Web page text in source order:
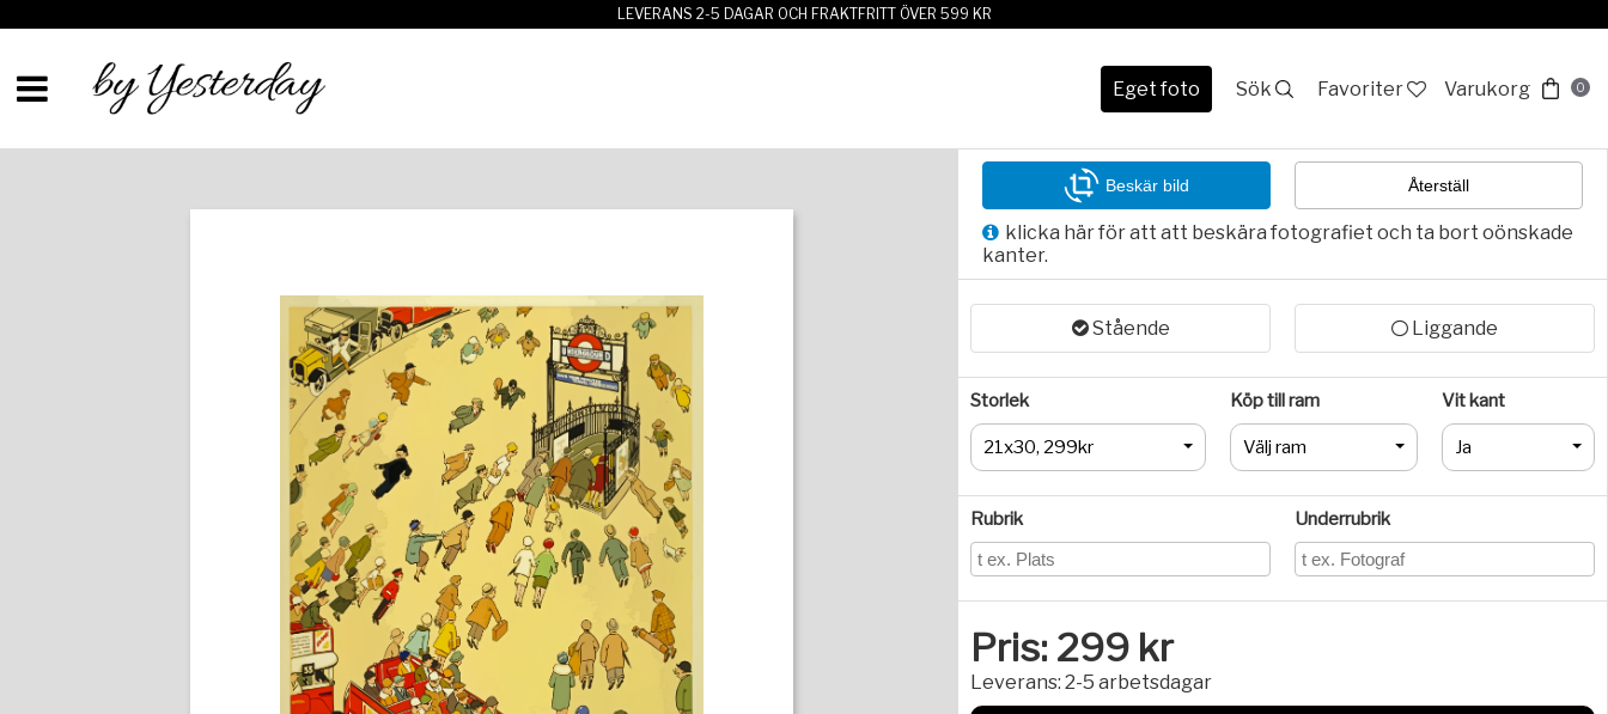
LEVERANS 2-5 DAGAR OCH FRAKTFRITT ÖVER 599 KR
Eget foto Sök Favoriter Varukorg 0
Beskär bild Återställ
klicka här för att att beskära fotografiet och ta bort oönskade
kanter.
Stående Liggande
Storlek
21x30, 299kr
Köp till ram
Välj ram
Vit kant
Ja
Rubrik Underrubrik
Pris: 299 kr
Leverans: 2-5 arbetsdagar